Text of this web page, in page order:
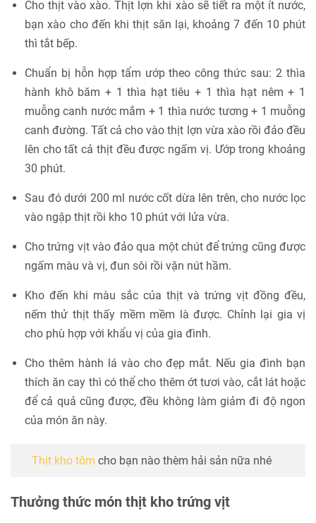
Cho thịt vào xào. Thịt lợn khi xào sẽ tiết ra một ít nước,
bạn xào cho đến khi thịt săn lại, khoảng 7 đến 10 phút
thì tắt bếp.
Chuẩn bị hỗn hợp tẩm ướp theo công thức sau: 2 thìa
hành khô băm + 1 thìa hạt tiêu + 1 thìa hạt nêm + 1
muỗng canh nước mắm + 1 thìa nước tương + 1 muỗng
canh đường. Tất cả cho vào thịt lợn vừa xào rồi đảo đều
lên cho tất cả thịt đều được ngấm vị. Ướp trong khoảng
30 phút.
Sau đó dưới 200 ml nước cốt dừa lên trên, cho nước lọc
vào ngập thịt rồi kho 10 phút với lửa vừa.
Cho trứng vịt vào đảo qua một chút để trứng cũng được
ngấm màu và vị, đun sôi rồi vặn nút hầm.
Kho đến khi màu sắc của thịt và trứng vịt đồng đều,
nếm thử thịt thấy mềm mềm là được. Chỉnh lại gia vị
cho phù hợp với khẩu vị của gia đình.
Cho thêm hành lá vào cho đẹp mắt. Nếu gia đình bạn
thích ăn cay thì có thể cho thêm ớt tươi vào, cắt lát hoặc
để cả quả cũng được, đều không làm giảm đi độ ngon
của món ăn này.
Thịt kho tôm cho bạn nào thèm hải sản nữa nhé
Thưởng thức món thịt kho trứng vịt